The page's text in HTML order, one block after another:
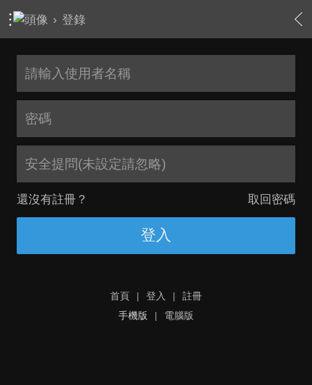
› 登錄
安全提問(未設定請忽略)
還沒有註冊？ 取回密碼
登入
首頁 | 登入 |
註冊
手機版
| 電腦版